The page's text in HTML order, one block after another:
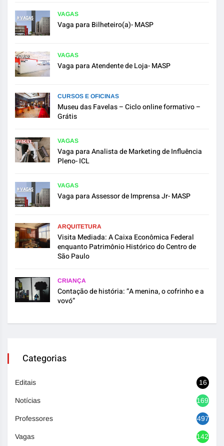
VAGAS
Vaga para Bilheteiro(a)- MASP
VAGAS
Vaga para Atendente de Loja- MASP
CURSOS E OFICINAS
Museu das Favelas – Ciclo online formativo –
Grátis
VAGAS
Vaga para Analista de Marketing de Influência
Pleno- ICL
VAGAS
Vaga para Assessor de Imprensa Jr- MASP
ARQUITETURA
Visita Mediada: A Caixa Econômica Federal
enquanto Patrimônio Histórico do Centro de
São Paulo
CRIANÇA
Contação de história: “A menina, o cofrinho e a
vovó”
Categorias
Editais 16
Notícias 1692
Professores 497
Vagas 1420